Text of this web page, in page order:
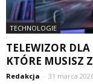
TECHNOLOGIE
TELEWIZOR
KTÓRE MUSISZ
Redakcja - 31 marca